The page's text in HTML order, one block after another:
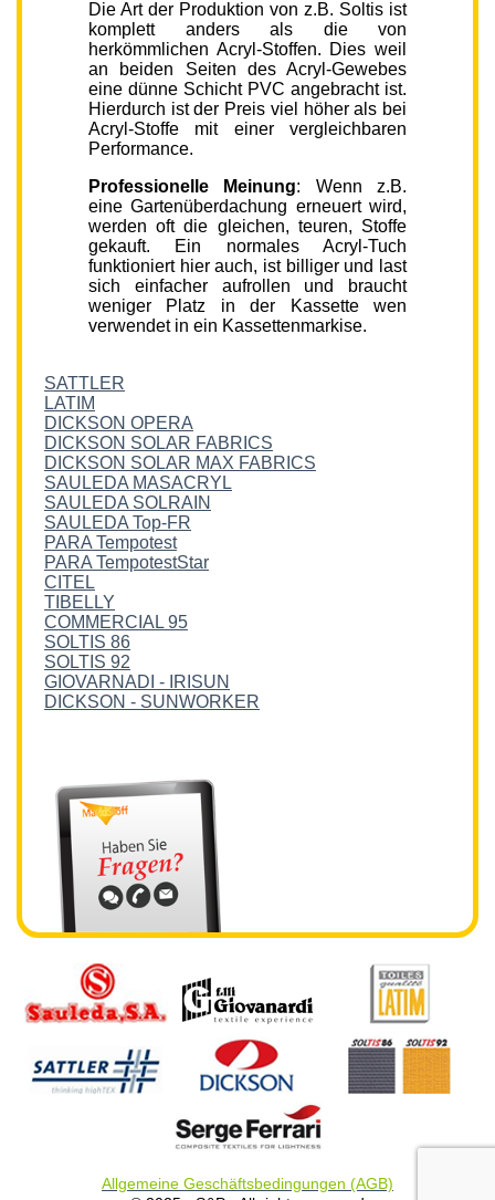
Die Art der Produktion von z.B. Soltis ist
komplett anders als die von
herkömmlichen Acryl-Stoffen. Dies weil
an beiden Seiten des Acryl-Gewebes
eine dünne Schicht PVC angebracht ist.
Hierdurch ist der Preis viel höher als bei
Acryl-Stoffe mit einer vergleichbaren
Performance.
Professionelle Meinung: Wenn z.B.
eine Gartenüberdachung erneuert wird,
werden oft die gleichen, teuren, Stoffe
gekauft. Ein normales Acryl-Tuch
funktioniert hier auch, ist billiger und last
sich einfacher aufrollen und braucht
weniger Platz in der Kassette wen
verwendet in ein Kassettenmarkise.
SATTLER
LATIM
DICKSON OPERA
DICKSON SOLAR FABRICS
DICKSON SOLAR MAX FABRICS
SAULEDA MASACRYL
SAULEDA SOLRAIN
SAULEDA Top-FR
PARA Tempotest
PARA TempotestStar
CITEL
TIBELLY
COMMERCIAL 95
SOLTIS 86
SOLTIS 92
GIOVARNADI - IRISUN
DICKSON - SUNWORKER
Allgemeine Geschäftsbedingungen (AGB)